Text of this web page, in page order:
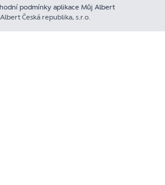
podmínky aplikace Můj Albert
Česká republika, s.r.o.